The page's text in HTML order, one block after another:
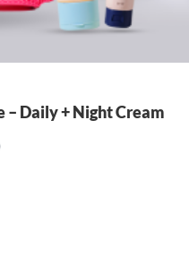
– Daily + Night Cream
Harga